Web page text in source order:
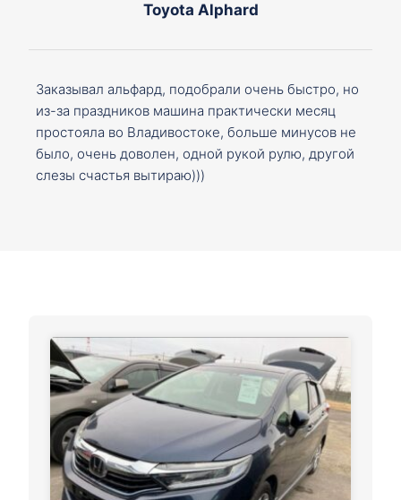
Toyota Alphard
Заказывал альфард, подобрали очень быстро, но
из-за праздников машина практически месяц
простояла во Владивостоке, больше минусов не
было, очень доволен, одной рукой рулю, другой
слезы счастья вытираю)))